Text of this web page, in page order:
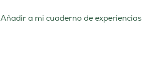
Añadir a mi cuaderno de experiencias